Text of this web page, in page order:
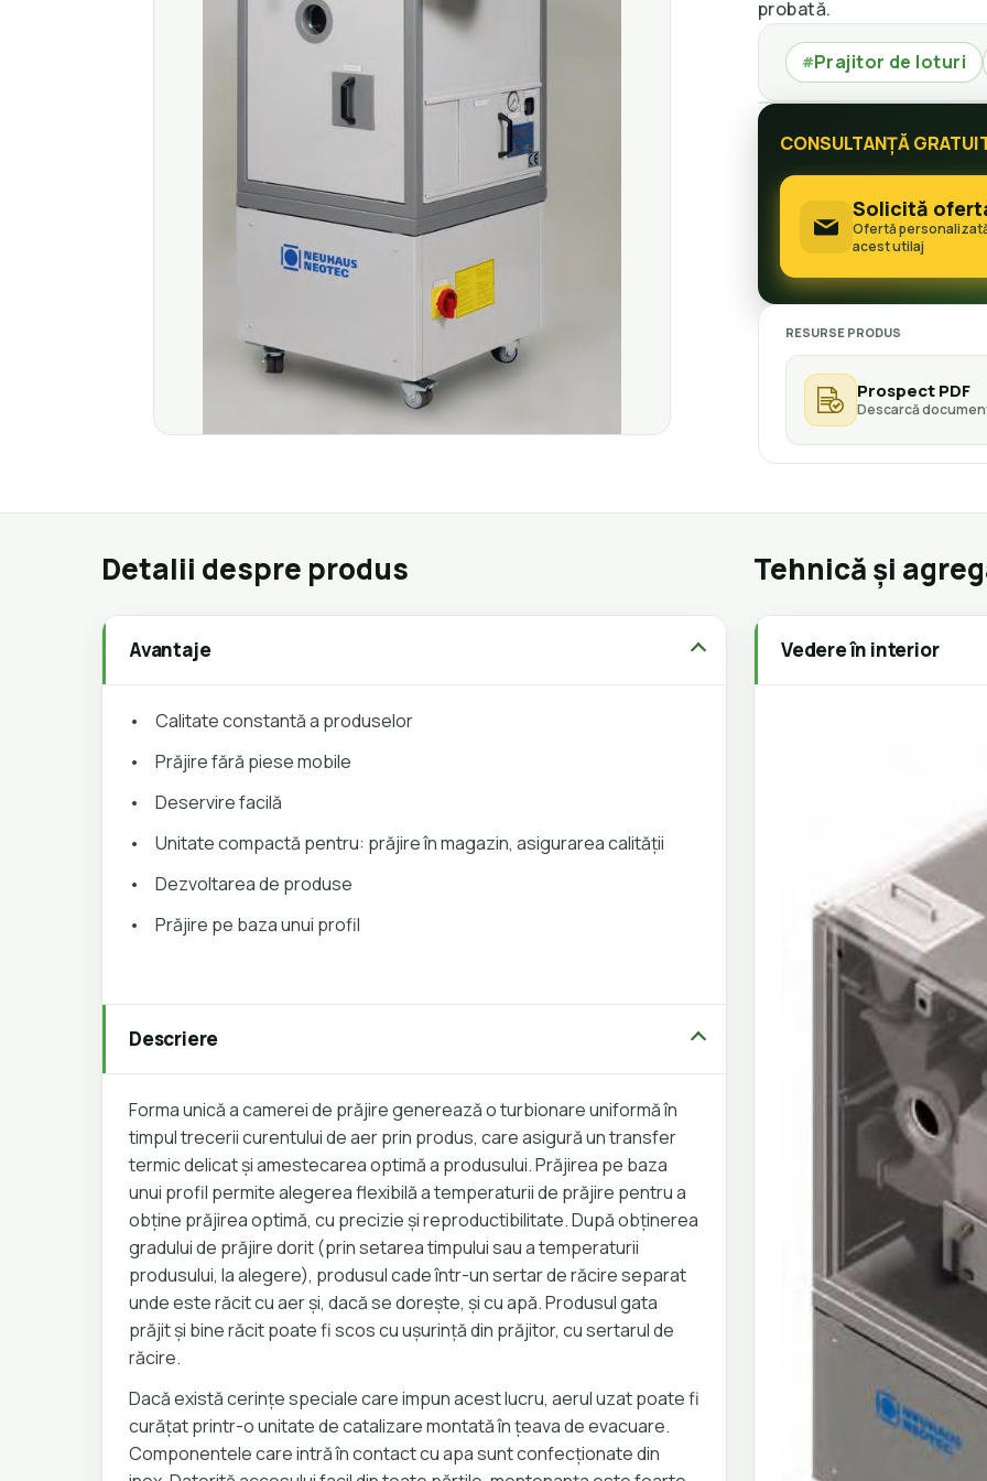
probată.
#Prajitor de loturi
CONSULTANȚĂ
Solicită
Ofertă
acest utilaj
RESURSE PRODUS
Prospect PDF
Descarcă
Detalii despre produs
Avantaje
•
Calitate constantă a produselor
•
Prăjire fără piese mobile
•
Deservire facilă
•
Unitate compactă pentru: prăjire în magazin, asigurarea calității
•
Dezvoltarea de produse
•
Prăjire pe baza unui profil
Descriere
Forma unică a camerei de prăjire generează o turbionare uniformă în
timpul trecerii curentului de aer prin produs, care asigură un transfer
termic delicat și amestecarea optimă a produsului. Prăjirea pe baza
unui profil permite alegerea flexibilă a temperaturii de prăjire pentru a
obține prăjirea optimă, cu precizie și reproductibilitate. După obținerea
gradului de prăjire dorit (prin setarea timpului sau a temperaturii
produsului, la alegere), produsul cade într-un sertar de răcire separat
unde este răcit cu aer și, dacă se dorește, și cu apă. Produsul gata
prăjit și bine răcit poate fi scos cu ușurință din prăjitor, cu sertarul de
răcire.
Dacă există cerințe speciale care impun acest lucru, aerul uzat poate fi
curățat printr-o unitate de catalizare montată în țeava de evacuare.
Componentele care intră în contact cu apa sunt confecționate din
Tehnică și
Vedere în interior